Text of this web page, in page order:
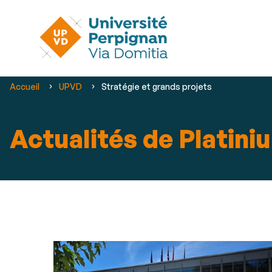
Vous
Accueil UPVD Stratégie et grands projets
Actualités de